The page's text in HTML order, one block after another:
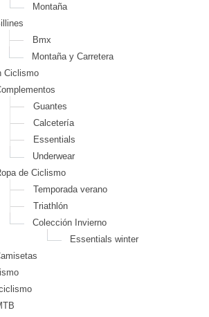
Montaña
Bmx
Montaña y Carretera
Ciclismo
Guantes
Calcetería
Essentials
Underwear
de Ciclismo
Temporada verano
Triathlón
Colección Invierno
Essentials winter